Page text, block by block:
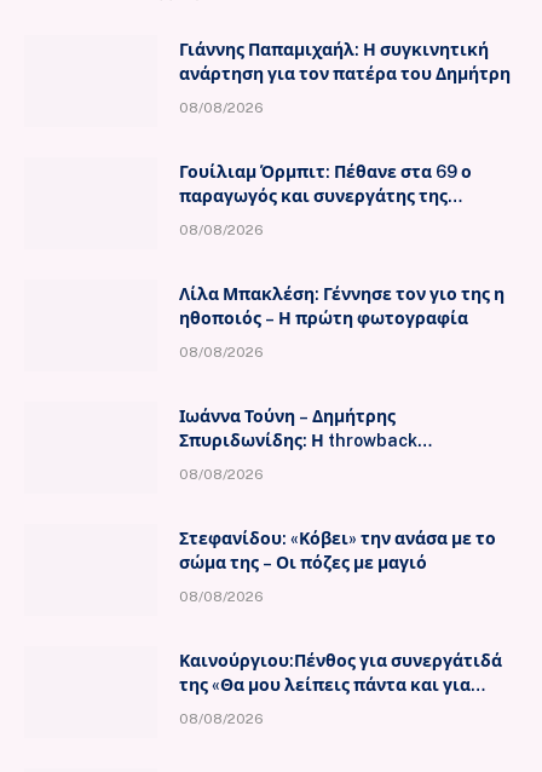
Γιάννης Παπαμιχαήλ: Η συγκινητική
ανάρτηση για τον πατέρα του Δημήτρη
08/08/2026
Γουίλιαμ Όρμπιτ: Πέθανε στα 69 ο
παραγωγός και συνεργάτης της
08/08/2026
Λίλα Μπακλέση: Γέννησε τον γιο της η
ηθοποιός – Η πρώτη φωτογραφία
08/08/2026
Ιωάννα Τούνη – Δημήτρης
Σπυριδωνίδης: Η throwback
08/08/2026
Στεφανίδου: «Κόβει» την ανάσα με το
σώμα της – Οι πόζες με μαγιό
08/08/2026
Καινούργιου:Πένθος για συνεργάτιδά
της «Θα μου λείπεις πάντα και για
08/08/2026